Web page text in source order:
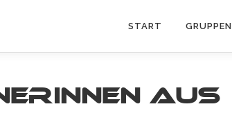
START GRUPPEN
aus